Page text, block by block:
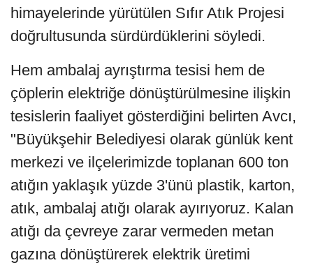
himayelerinde yürütülen Sıfır Atık Projesi
doğrultusunda sürdürdüklerini söyledi.
Hem ambalaj ayrıştırma tesisi hem de
çöplerin elektriğe dönüştürülmesine ilişkin
tesislerin faaliyet gösterdiğini belirten Avcı,
"Büyükşehir Belediyesi olarak günlük kent
merkezi ve ilçelerimizde toplanan 600 ton
atığın yaklaşık yüzde 3'ünü plastik, karton,
atık, ambalaj atığı olarak ayırıyoruz. Kalan
atığı da çevreye zarar vermeden metan
gazına dönüştürerek elektrik üretimi